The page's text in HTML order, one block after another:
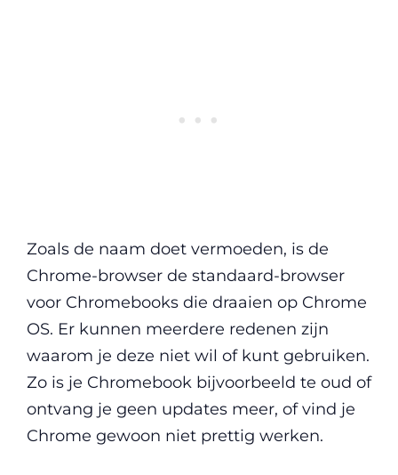
Zoals de naam doet vermoeden, is de
Chrome-browser de standaard-browser
voor Chromebooks die draaien op Chrome
OS. Er kunnen meerdere redenen zijn
waarom je deze niet wil of kunt gebruiken.
Zo is je Chromebook bijvoorbeeld te oud of
ontvang je geen updates meer, of vind je
Chrome gewoon niet prettig werken.